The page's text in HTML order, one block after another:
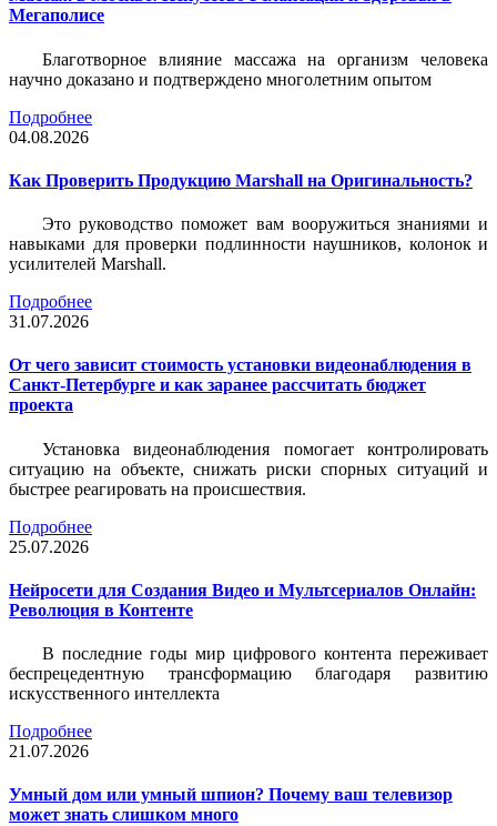
Мегаполисе
Благотворное влияние массажа на организм человека
научно доказано и подтверждено многолетним опытом
Подробнее
04.08.2026
Как Проверить Продукцию Marshall на Оригинальность?
Это руководство поможет вам вооружиться знаниями и
навыками для проверки подлинности наушников, колонок и
усилителей Marshall.
Подробнее
31.07.2026
От чего зависит стоимость установки видеонаблюдения в
Санкт-Петербурге и как заранее рассчитать бюджет
проекта
Установка видеонаблюдения помогает контролировать
ситуацию на объекте, снижать риски спорных ситуаций и
быстрее реагировать на происшествия.
Подробнее
25.07.2026
Нейросети для Создания Видео и Мультсериалов Онлайн:
Революция в Контенте
В последние годы мир цифрового контента переживает
беспрецедентную трансформацию благодаря развитию
искусственного интеллекта
Подробнее
21.07.2026
Умный дом или умный шпион? Почему ваш телевизор
может знать слишком много